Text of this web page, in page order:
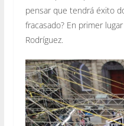
pensar que tendrá éxito
fracasado? En primer
Rodríguez.